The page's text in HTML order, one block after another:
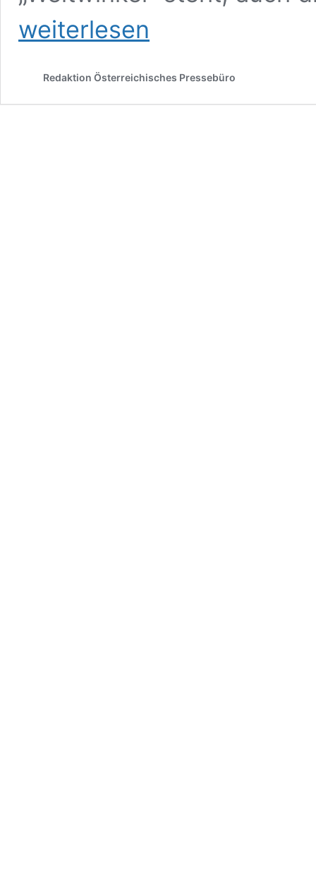
weiterlesen
Redaktion Österreichisches Pressebüro